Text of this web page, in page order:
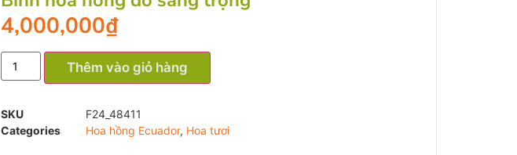
4,000,000₫
Thêm vào giỏ hàng
SKU
F24_48411
Categories
Hoa hồng Ecuador, Hoa tươi